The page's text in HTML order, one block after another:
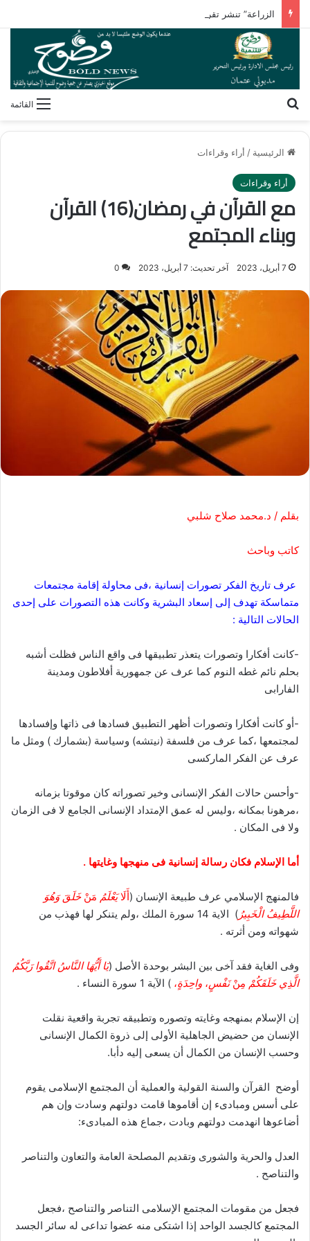
القائمة
الرئيسية / أراء وقراءات
أراء وقراءات
مع القرآن في رمضان(16) القرآن
وبناء المجتمع
7 أبريل، 2023 آخر تحديث: 7 أبريل، 2023 0
بقلم / د.محمد صلاح شلبي
كاتب وباحث
عرف تاريخ الفكر تصورات إنسانية ،فى محاولة إقامة مجتمعات
متماسكة تهدف إلى إسعاد البشرية وكانت هذه التصورات على إحدى
الحالات التالية :
-كانت أفكارا وتصورات يتعذر تطبيقها فى واقع الناس فظلت أشبه
بحلم نائم غطه النوم كما عرف عن جمهورية أفلاطون ومدينة
الفارابى
-أو كانت أفكارا وتصورات أظهر التطبيق فسادها فى ذاتها وإفسادها
لمجتمعها ،كما عرف من فلسفة (نيتشه) وسياسة (بشمارك ) ومثل ما
عرف عن الفكر الماركسى
-وأحسن حالات الفكر الإنسانى وخير تصوراته كان موقوتا بزمانه
،مرهونا بمكانه ،وليس له عمق الإمتداد الإنسانى الجامع لا فى الزمان
ولا فى المكان .
أما الإسلام فكان رسالة إنسانية فى منهجها وغايتها .
فالمنهج الإسلامي عرف طبيعة الإنسان (أَلَايَعْلَمُ مَنْخَلَقَ وَهُوَ
اللَّطِيفُ الْخَبِيرُ
) الاية 14 سورة الملك ،ولم يتنكر لها فهذب من
شهواته ومن أثرته .
وفى الغاية فقد آخى بين البشر بوحدة الأصل (يَا أَيُّهَا النَّاسُ اتَّقُوا رَبَّكُمُ
الَّذِي خَلَقَكُمْ مِنْنَفْسٍ، واحِدَةٍ، ) الآية 1 سورة النساء .
إن الإسلام بمنهجه وغايته وتصوره وتطبيقه تجربة واقعية نقلت
الإنسان من حضيض الجاهلية الأولى إلى ذروة الكمال الإنسانى
وحسب الإنسان من الكمال أن يسعى إليه دأبا.
أوضح القرآن والسنة القولية والعملية أن المجتمع الإسلامى يقوم
على أسس ومبادىء إن أقاموها قامت دولتهم وسادت وإن هم
أضاعوها انهدمت دولتهم وبادت ،جماع هذه المبادىء:
العدل والحرية والشورى وتقديم المصلحة العامة والتعاون والتناصر
والتناصح .
فجعل من مقومات المجتمع الإسلامى التناصر والتناصح ،فجعل
المجتمع كالجسد الواحد إذا اشتكى منه عضوا تداعى له سائر الجسد